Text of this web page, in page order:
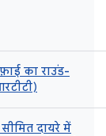
का राउंड-
सीमित दायरे में